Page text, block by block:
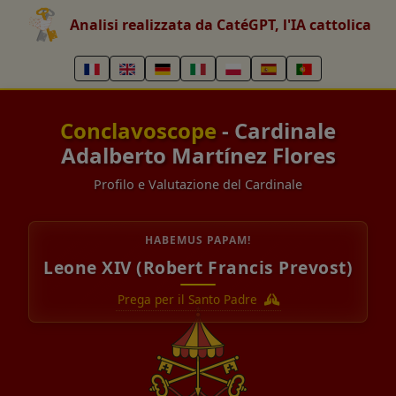
Analisi realizzata da CatéGPT, l'IA cattolica
Conclavoscope - Cardinale
Adalberto Martínez Flores
Profilo e Valutazione del Cardinale
HABEMUS PAPAM!
Leone XIV (Robert Francis Prevost)
Prega per il Santo Padre